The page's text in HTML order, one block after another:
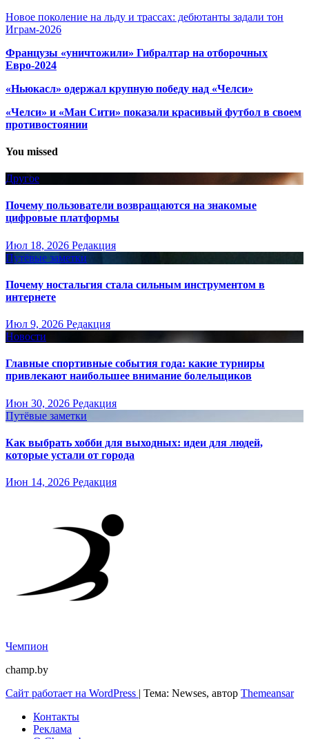
Новое поколение на льду и трассах: дебютанты задали тон
Играм-2026
Французы «уничтожили» Гибралтар на отборочных
Евро-2024
«Ньюкасл» одержал крупную победу над «Челси»
«Челси» и «Ман Сити» показали красивый футбол в своем
противостоянии
You missed
Другое
Почему пользователи возвращаются на знакомые
цифровые платформы
Июл 18, 2026 Редакция
Путёвые заметки
Почему ностальгия стала сильным инструментом в
интернете
Июл 9, 2026 Редакция
Новости
Главные спортивные события года: какие турниры
привлекают наибольшее внимание болельщиков
Июн 30, 2026 Редакция
Путёвые заметки
Как выбрать хобби для выходных: идеи для людей,
которые устали от города
Июн 14, 2026 Редакция
Чемпион
champ.by
Сайт работает на WordPress | Тема: Newses, автор Themeansar
Контакты
Реклама